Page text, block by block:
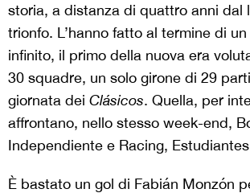
storia, a distanza di quattro anni dal
trionfo. L’hanno fatto al termine di
infinito, il primo della nuova era
30 squadre, un solo girone di 29
giornata dei Clásicos. Quella, per
affrontano, nello stesso week-end,
Independiente e Racing,
È bastato un gol di Fabián Monzón